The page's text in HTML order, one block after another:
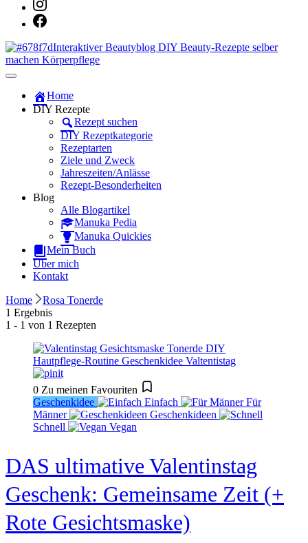
Manuka Magic – Natürlich schön:
Dein interaktiver DIY Beautyblog
Home
DIY Rezepte
Rezept suchen
DIY Rezeptkategorie
Rezeptarten
Ziele und Zweck
Jahreszeiten/Anlässe
Rezept-Besonderheiten
Blog
Alle Blogartikel
Manuka Pedia
Manuka Quickies
Mein Buch
Über mich
Kontakt
Home
Rosa Tonerde
1 Ergebnis
1 - 1 von 1 Rezepten
0 Zu meinen Favouriten
Geschenkidee
Einfach
Für
Männer
Geschenkideen
Schnell
Vegan
DAS ultimative Valentinstag
Geschenk: Gemeinsame Zeit (+
Rote Gesichtsmaske)